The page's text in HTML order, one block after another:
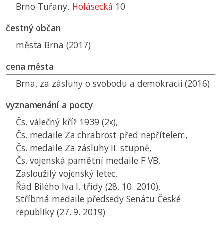
Brno-Tuřany, Holásecká 10
čestný občan
města Brna (2017)
cena města
Brna, za zásluhy o svobodu a demokracii (2016)
vyznamenání a pocty
Čs. válečný kříž 1939 (2x),
Čs. medaile Za chrabrost před nepřítelem,
Čs. medaile Za zásluhy II. stupně,
Čs. vojenská pamětní medaile F-VB,
Zasloužilý vojenský letec,
Řád Bílého lva I. třídy (28. 10. 2010),
Stříbrná medaile předsedy Senátu České
republiky (27. 9. 2019)